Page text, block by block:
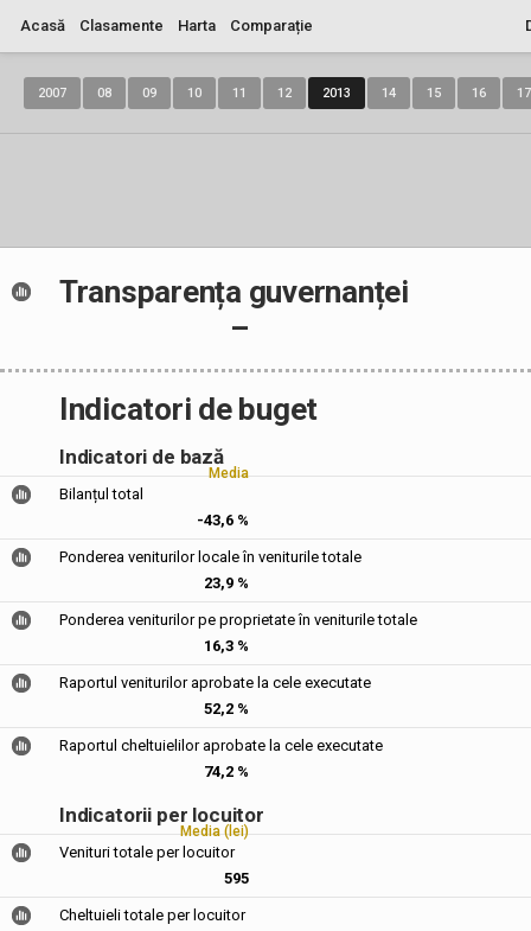
Acasă Clasamente Harta Comparație
2007 08 09 10 11 12 2013 14 15 16 17
Transparența guvernanței
–
Indicatori de buget
Indicatori de bază
Media
Bilanțul total
-43,6 %
Ponderea veniturilor locale în veniturile totale
23,9 %
Ponderea veniturilor pe proprietate în veniturile totale
16,3 %
Raportul veniturilor aprobate la cele executate
52,2 %
Raportul cheltuielilor aprobate la cele executate
74,2 %
Indicatorii per locuitor
Media (lei)
Venituri totale per locuitor
595
Cheltuieli totale per locuitor